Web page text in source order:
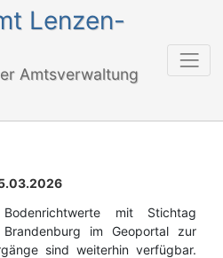
Lenzen-
Amtsverwaltung
mit Stichtag
im Geoportal zur
sind weiterhin verfügbar.